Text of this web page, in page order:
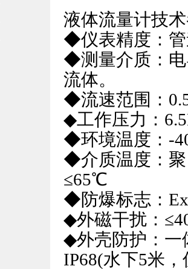
液体流量计技
◆仪表精度：管
◆测量介质：电
流体。
◆流速范围：
◆工作压力：
◆环境温度：-
◆介质温度：
≤65℃
◆防爆标志：
◆外磁干扰：
◆外壳防护：一
IP68(水下5米